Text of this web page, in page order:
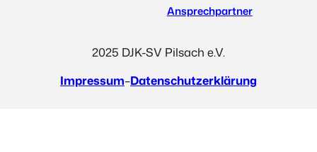
Ansprechpartner
2025 DJK-SV Pilsach e.V.
Impressum–Datenschutzerklärung